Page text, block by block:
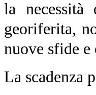
la necessità
georiferita,
nuove sfide
La scadenza